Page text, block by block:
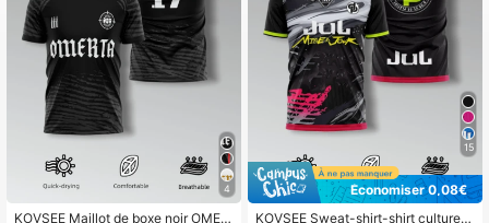
4
KOVSEE Maillot de boxe noir OMER
15
Économiser 0,08€
KOVSEE Sweat-shirt-shirt culturel t